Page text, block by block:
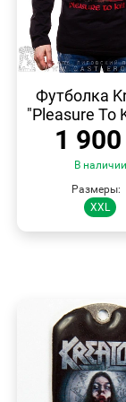
Футболка
"Pleasure To
1 900
В наличии
Размеры:
XXL